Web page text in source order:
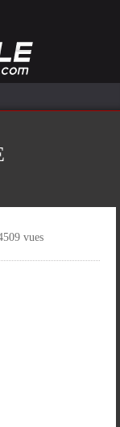
vues